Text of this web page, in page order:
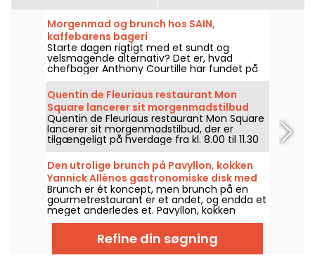
Morgenmad og brunch hos SAIN,
kaffebarens bageri
Starte dagen rigtigt med et sundt og
velsmagende alternativ? Det er, hvad
chefbager Anthony Courtille har fundet på
hos SAIN. Superfriske økologiske råvarer,
letfordøjelige gamle meltyper og uraffineret
sukker - der er nok at friste sig til. Om
søndagen er der brunch, hvor du kan
forkæle dig selv med god mad.
Quentin de Fleuriaus restaurant Mon
Square lancerer sit morgenmadstilbud
Quentin de Fleuriaus restaurant Mon Square
lancerer sit morgenmadstilbud, der er
tilgængeligt på hverdage fra kl. 8.00 til 11.30
og i weekenden fra kl. 10.00 til 12.00!
Den utrolige brunch på Pavyllon, kokken
Yannick Allénos gastronomiske disk med
Michelin-stjerne
Brunch er ét koncept, men brunch på en
gourmetrestaurant er et andet, og endda et
meget anderledes et. Pavyllon, kokken
Yannick Allénos gourmetbrasserie, tilbyder
en helt ny menu, der kombinerer friskhed,
smag, finesse og forkælelse til en
søndagsbrunch med familie eller venner.
Refine din søgning